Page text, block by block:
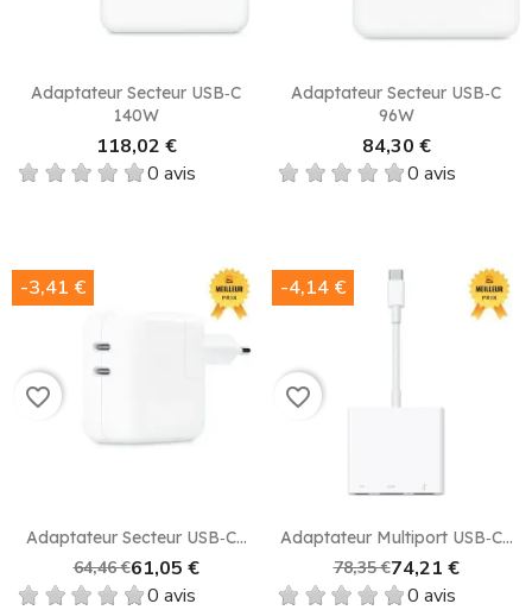
Adaptateur Secteur USB‑C
140W
118,02 €
0 avis
Adaptateur Secteur USB‑C
96W
84,30 €
0 avis
Adaptateur Secteur USB‑C...
64,46 €61,05 €
0 avis
-3,41 €
favorite_border
Adaptateur Multiport USB‑C...
78,35 €74,21 €
0 avis
-4,14 €
favorite_border